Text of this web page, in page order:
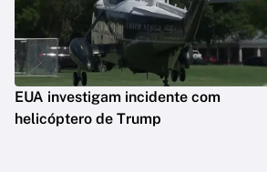
EUA investigam incidente com
helicóptero de Trump